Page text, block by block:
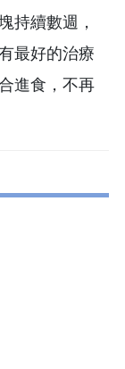
持續數週，
最好的治療
進食，不再